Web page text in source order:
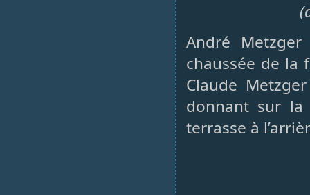
André
chaussée de la
Claude
donnant sur la
terrasse à